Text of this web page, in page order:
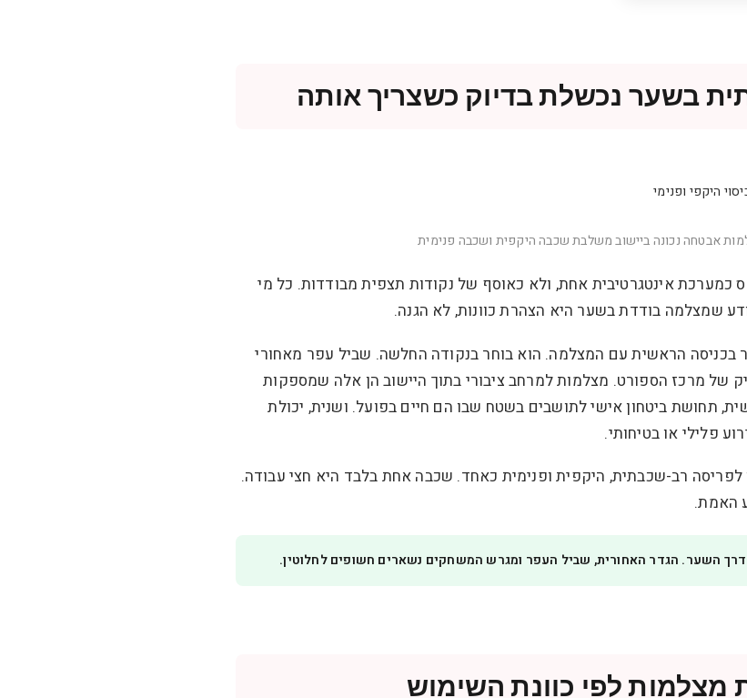
בשער נכשלת בדיוק כשצריך אותה
אבטחה נכונה ביישוב משלבת שכבה היקפית ושכבה פנימית
כמערכת אינטגרטיבית אחת, ולא כאוסף של נקודות תצפית מבודדות. כל מי
שמצלמה בודדת בשער היא הצהרת כוונות, לא הגנה.
בכניסה הראשית עם המצלמה. הוא בוחר בנקודה החלשה. שביל עפר מאחורי
של מרכז הספורט. מצלמות למרחב ציבורי בתוך היישוב הן אלה שמספקות
תחושת ביטחון אישי לתושבים בשטח שבו הם חיים בפועל. ושנית, יכולת
פלילי או בטיחותי.
לפריסה רב-שכבתית, היקפית ופנימית כאחד. שכבה אחת בלבד היא חצי עבודה.
האמת.
השער. הגדר האחורית, שביל העפר ומגרש המשחקים נשארים חשופים לחלוטין.
מצלמות לפי כוונת השימוש